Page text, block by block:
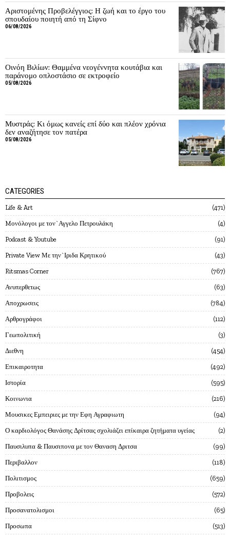
Αριστομένης Προβελέγγιος: Η ζωή και το έργο του
σπουδαίου ποιητή από τη Σίφνο
06/08/2026
Οινόη Βιλίων: Θαμμένα νεογέννητα κουτάβια και
παράνομο οπλοστάσιο σε εκτροφείο
05/08/2026
Μυστράς: Κι όμως κανείς επί δύο και πλέον χρόνια
δεν αναζήτησε τον πατέρα
05/08/2026
CATEGORIES
Life & Art 471
Mονόλογοι με τον`Αγγελο Πετρουλάκη 4
Podcast & Youtube 91
Private View Με την`Ιριδα Κρητικού 43
Ritsmas Corner 767
Ανυπερθετως 63
Αποχρωσεις 784
Αρθρογράφοι 112
Γεωπολιτική 3
Διεθνη 454
Επικαιροτητα 492
Ιστορία 595
Κοινωνια 216
Μουσικες Εμπειριες με την Εφη Αγραφιωτη 94
Ο καρδιολόγος Θανάσης Δρίτσας σχολιάζει επίκαιρα ζητήματα υγείας 2
Παυσιλυπα & Παυσιπονα με τον Θαναση Δριτσα 99
Περιβαλλον 118
Πολιτισμος 659
Προβολεις 572
Προσανατολισμοι 65
Προσωπα 513